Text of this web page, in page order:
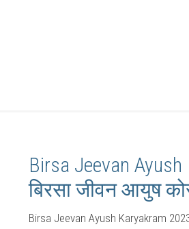
Birsa Jeevan
बिरसा जीवन आयुष
Birsa Jeevan Ayush Karyakram